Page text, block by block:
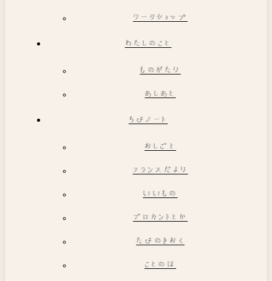
ワークショップ
わたしのこと
ものがたり
あしあと
ちびノート
おしごと
フランスだより
いいもの
ブロカントとか
たびのきおく
ことのは